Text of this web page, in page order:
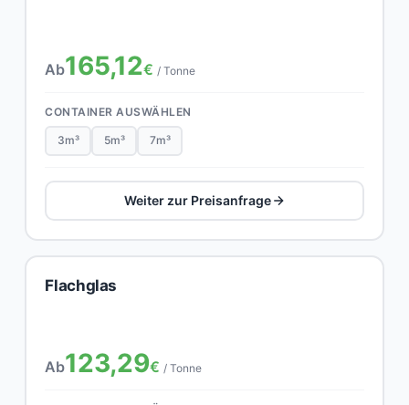
Ab165,12€ / Tonne
CONTAINER AUSWÄHLEN
3m³ 5m³ 7m³
Weiter zur Preisanfrage
Flachglas
Ab123,29€ / Tonne